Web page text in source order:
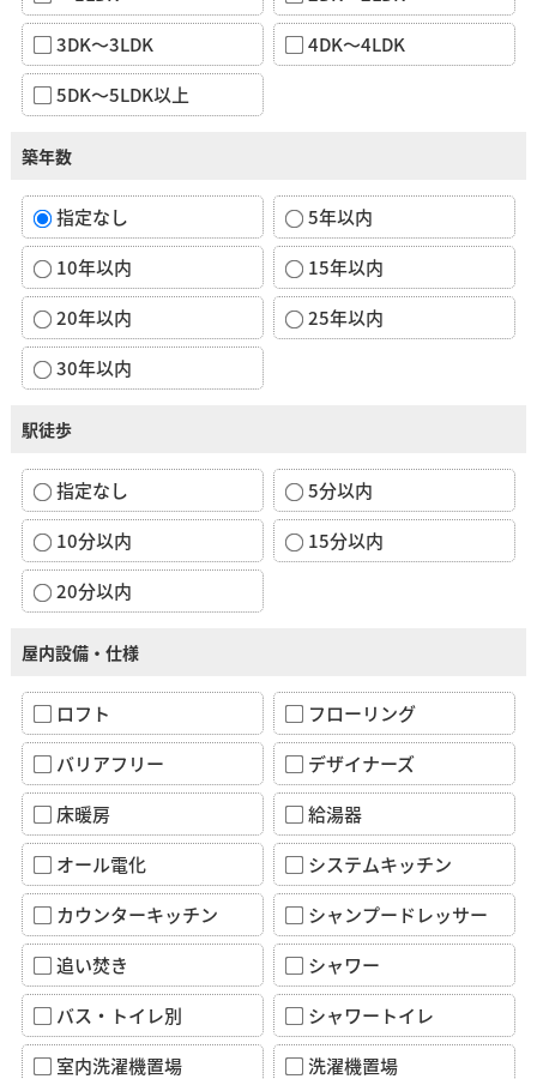
3DK～3LDK
4DK～4LDK
5DK～5LDK以上
築年数
指定なし
5年以内
10年以内
15年以内
20年以内
25年以内
30年以内
駅徒歩
指定なし
5分以内
10分以内
15分以内
20分以内
屋内設備・仕様
ロフト
フローリング
バリアフリー
デザイナーズ
床暖房
給湯器
オール電化
システムキッチン
カウンターキッチン
シャンプードレッサー
追い焚き
シャワー
バス・トイレ別
シャワートイレ
室内洗濯機置場
洗濯機置場